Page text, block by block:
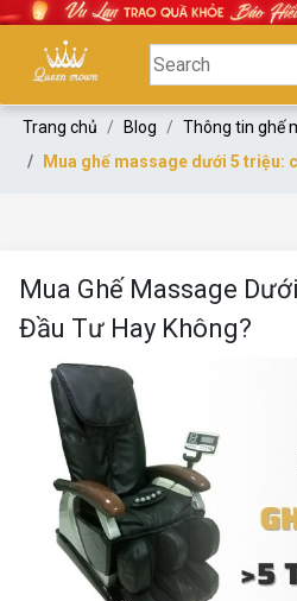
Trang chủ Blog
Thông tin ghế
Mua ghế massage dưới 5 triệu:
Mua Ghế Massage
Đầu Tư Hay Không?